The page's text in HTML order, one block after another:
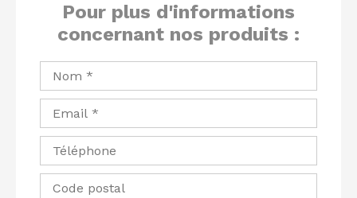
Pour plus d'informations
concernant nos produits :